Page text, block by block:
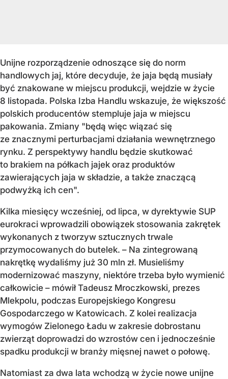
Unijne rozporządzenie odnoszące się do norm
handlowych jaj, które decyduje, że jaja będą musiały
być znakowane w miejscu produkcji, wejdzie w życie
8 listopada. Polska Izba Handlu wskazuje, że większość
polskich producentów stempluje jaja w miejscu
pakowania. Zmiany "będą więc wiązać się
ze znacznymi perturbacjami działania wewnętrznego
rynku. Z perspektywy handlu będzie skutkować
to brakiem na półkach jajek oraz produktów
zawierających jaja w składzie, a także znaczącą
podwyżką ich cen".
Kilka miesięcy wcześniej, od lipca, w dyrektywie SUP
eurokraci wprowadzili obowiązek stosowania zakrętek
wykonanych z tworzyw sztucznych trwale
przymocowanych do butelek. – Na zintegrowaną
nakrętkę wydaliśmy już 30 mln zł. Musieliśmy
modernizować maszyny, niektóre trzeba było wymienić
całkowicie – mówił Tadeusz Mroczkowski, prezes
Mlekpolu, podczas Europejskiego Kongresu
Gospodarczego w Katowicach. Z kolei realizacja
wymogów Zielonego Ładu w zakresie dobrostanu
zwierząt doprowadzi do wzrostów cen i jednocześnie
spadku produkcji w branży mięsnej nawet o połowę.
Natomiast za dwa lata wchodzą w życie nowe unijne